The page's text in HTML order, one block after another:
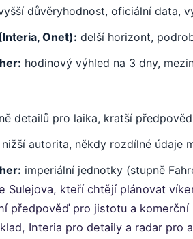
důvěryhodnost, oficiální data,
Onet): delší horizont,
hodinový výhled na 3 dny,
detailů pro laika, kratší
nižší autorita, někdy rozdílné údaje
imperiální jednotky (stupně
Sulejova, kteří chtějí plánovat
předpověď pro jistotu a
Interia pro detaily a radar pro